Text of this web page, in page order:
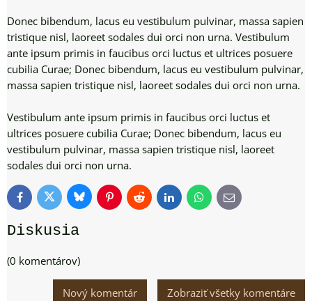
Donec bibendum, lacus eu vestibulum pulvinar, massa sapien
tristique nisl, laoreet sodales dui orci non urna. Vestibulum
ante ipsum primis in faucibus orci luctus et ultrices posuere
cubilia Curae; Donec bibendum, lacus eu vestibulum pulvinar,
massa sapien tristique nisl, laoreet sodales dui orci non urna.
Vestibulum ante ipsum primis in faucibus orci luctus et
ultrices posuere cubilia Curae; Donec bibendum, lacus eu
vestibulum pulvinar, massa sapien tristique nisl, laoreet
sodales dui orci non urna.
FacebookTwitterBlueskyPinterestReddit LinkedInWhatsApp
E-
mail
Diskusia
(0 komentárov)
Zobraziť všetky komentáre
Nový komentár